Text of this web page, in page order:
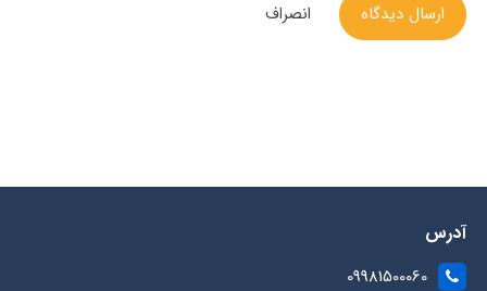
ارسال دیدگاه انصراف
آدرس
09981500060